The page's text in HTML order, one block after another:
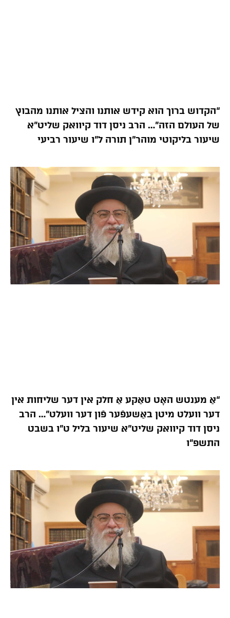
“הקדוש ברוך הוא קידש אותנו והציל אותנו מהבוץ
של העולם הזה”… הרב ניסן דוד קיוואק שליט”א
שיעור בליקוטי מוהר”ן תורה ל”ו שיעור רביעי
“אַ מענטש האָט טאַקע אַ חלק אין דער שליחות אין
דער וועלט מיטן באַשעפֿער פֿון דער וועלט”… הרב
ניסן דוד קיוואק שליט”א שיעור בליל ט”ו בשבט
התשפ”ו